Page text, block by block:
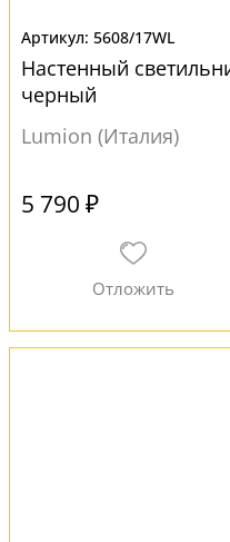
5608/17WL
Настенный
черный
Lumion (Италия)
5 790 ₽